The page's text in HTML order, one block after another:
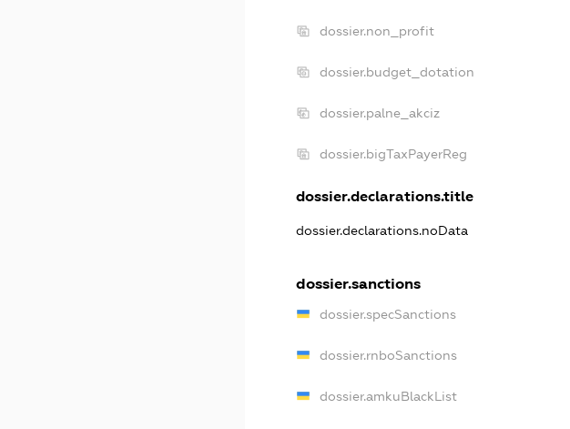
dossier.non_profit
dossier.budget_dotation
dossier.palne_akciz
dossier.bigTaxPayerReg
dossier.declarations.title
dossier.declarations.noData
dossier.sanctions
dossier.specSanctions
dossier.rnboSanctions
dossier.amkuBlackList